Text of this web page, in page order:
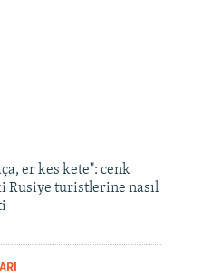
er kes kete": cenk
Rusiye turistlerine nasıl